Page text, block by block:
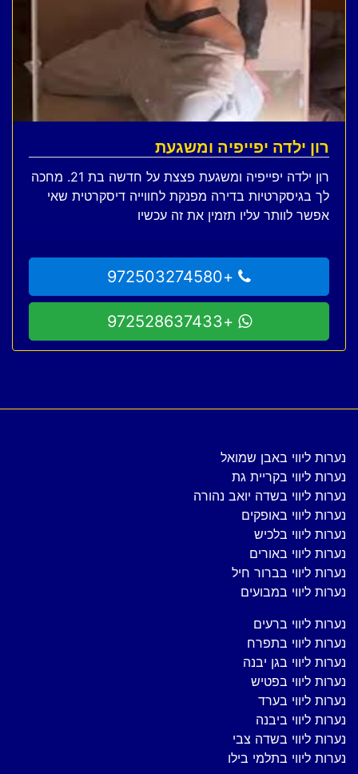
רון ילדה יפייפיה ומשגעת
רון ילדה יפייפיה ומשגעת פצצת על חדשה בת 21. מחכה
לך בגיסקרטיות בדירה מפנקת לחווייה דיסקרטית שאי
אפשר לוותר עליו תזמין את זה עכשיו
+972503274580
+972528637433
נערות ליווי באבן שמואל
נערות ליווי בקריית גת
נערות ליווי בשדה יואב נהורה
נערות ליווי באופקים
נערות ליווי בלכיש
נערות ליווי באורים
נערות ליווי בברור חיל
נערות ליווי במבועים
נערות ליווי ברעים
נערות ליווי בתפרח
נערות ליווי בגן יבנה
נערות ליווי בפטיש
נערות ליווי בערד
נערות ליווי ביבנה
נערות ליווי בשדה צבי
נערות ליווי בתלמי בילו